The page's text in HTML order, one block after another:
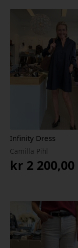
Infinity Dress
Camilla Pihl
kr 2 200,00